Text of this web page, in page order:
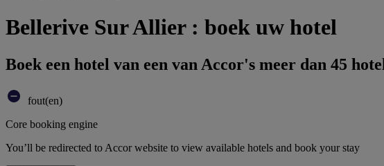
Bellerive Sur Allier : boek uw hotel
Boek een hotel van een van Accor's meer dan 45
fout(en)
Core booking engine
You’ll be redirected to Accor website to view available hotels and book your stay